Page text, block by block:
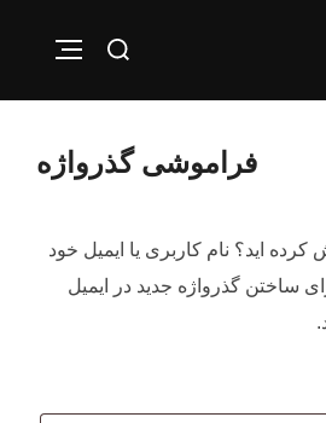
Search
فراموشی گذرواژه
اید؟ نام کاربری یا ایمیل خود
ساختن گذرواژه جدید در ایمیل